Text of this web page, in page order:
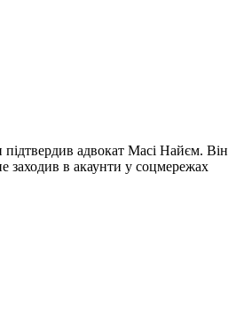
адвокат Масі Найєм. Він
заходив в акаунти у соцмережах